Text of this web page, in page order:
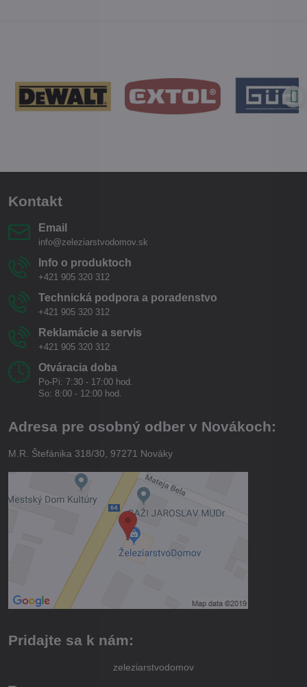
Kontakt
Email
info@zeleziarstvodomov.sk
Info o produktoch
+421 905 320 312
Technická podpora a poradenstvo
+421 905 320 312
Reklamácie a servis
+421 905 320 312
Otváracia doba
Po-Pi: 7:30 - 17:00 hod.
So: 8:00 - 12:00 hod.
Adresa pre osobný odber v Novákoch:
M.R. Štefánika 318/30, 97271 Nováky
Pridajte sa k nám:
zeleziarstvodomov